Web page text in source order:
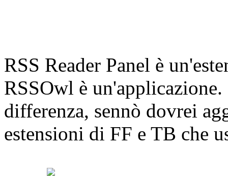
RSS Reader Panel è
RSSOwl è
differenza, sennò dovrei
estensioni di FF e TB che